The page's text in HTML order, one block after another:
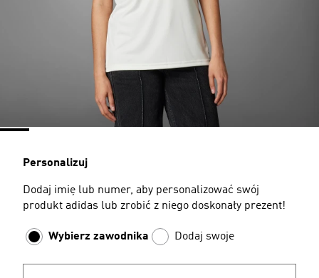
Personalizuj
Dodaj imię lub numer, aby personalizować swój
produkt adidas lub zrobić z niego doskonały prezent!
Wybierz zawodnika Dodaj swoje